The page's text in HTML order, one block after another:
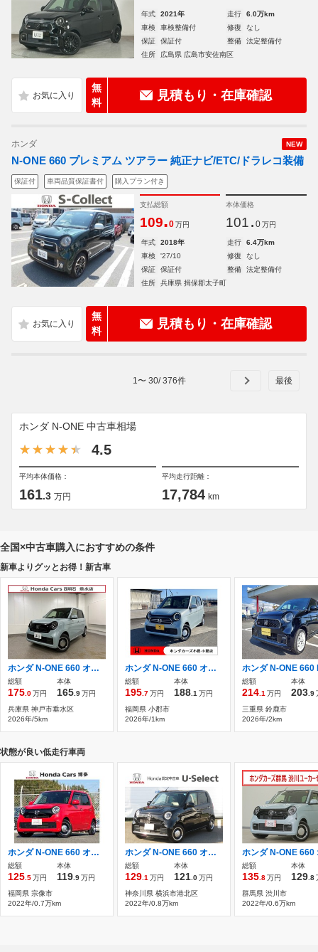
年式 2021年 走行
6.0万km
車検
車検整備付 修復
なし
保証
保証付 整備
法定整備付
住所
広島県 広島市安佐南区
無
料
見積もり・在庫確認
NEW
ホンダ
N-ONE 660 プレミアム ツアラー 純正ナビ/ETC/ドラレコ装備
保証付 車両品質保証書付 購入プラン付き
支払総額
109.0 万円
本体価格
101. 0 万円
年式 2018年 走行
6.4万km
車検
'27/10 修復
なし
保証
保証付 整備
法定整備付
住所
兵庫県 揖保郡太子町
無
料
見積もり・在庫確認
1 〜 30/376件
ホンダ N-ONE 中古車相場
4.5
平均本体価格：
161.3 万円
平均走行距離：
17,784 km
全国×中古車購入におすすめの条件
新車よりグッとお得！新古車
ホンダ N-ONE 660 オリジナル 衝突軽減ブレーキ・前後センサー・液晶メー
総額
175 .0万円
本体
165 .9万円
兵庫県 神戸市垂水区
2026年/5km
ホンダ N-ONE 660 オリジナル クラフト スタイル 新車 特別仕様車
総額
195 .7万円
本体
188 .1 万円
福岡県 小郡市
2026年/1km
総額
214 .1 万円
本体
203 .9
三重県 鈴鹿市
2026年/2km
状態が良い低走行車両
ホンダ N-ONE 660 オリジナル 純正Dオーディオ/前後ドラレコ/Bカメラ/ETC
総額
125.5万円
本体
119.9万円
福岡県 宗像市
2022年/0.7万km
ホンダ N-ONE 660 オリジナル メモリーナビ ドラレコ
総額
129.1万円
本体
121.0万円
神奈川県 横浜市港北区
2022年/0.8万km
総額
135.8万円
本体
129.8
群馬県 渋川市
2022年/0.6万km